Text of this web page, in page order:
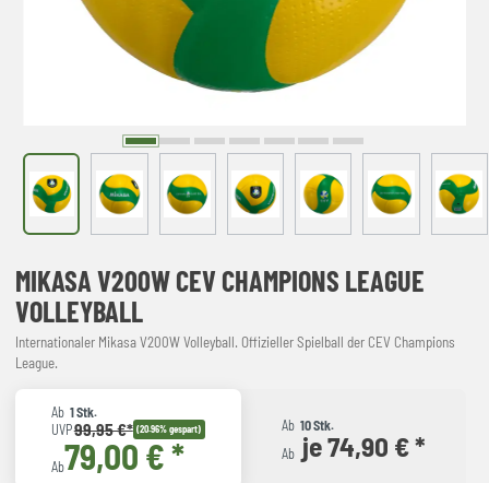
MIKASA V200W CEV CHAMPIONS LEAGUE
VOLLEYBALL
Internationaler Mikasa V200W Volleyball. Offizieller Spielball der CEV Champions
League.
Ab 1 Stk.
UVP99,95 €* (20.96% gespart)
Ab79,00 € *
Ab 10 Stk.
Ab je 74,90 € *